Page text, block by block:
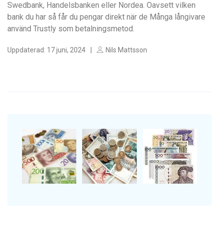
Swedbank, Handelsbanken eller Nordea. Oavsett vilken
bank du har så får du pengar direkt när de Många långivare
använd Trustly som betalningsmetod.
Uppdaterad: 17 juni, 2024 Nils Mattsson